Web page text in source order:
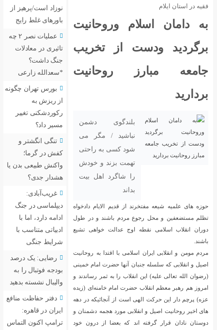
فقیه در استان ایلام
به دامان اسلام وروحانیت
برگردید ودست از تخریب
جامعه مبارز روحانیت
بردارید
بلندگوی دشمن
نباشید / مگر می
شود کسی به راحتی
تهمت بزند و خودش
را شاگرد اهل بیت
بداند
حوزه های علمیه شیعه مفتخرند از قدیم الایام دادخواه
تظلم مستضعفین و محل رجوع مردم باشند و در طول
دوران انقلاب اسلامی نقطه اوج عدالت خواهی تشیع
باشند.
مردم مومن و انقلابی ایران اسلامی با اقتدا به روحانیت
اصیل و انقلابی که سلسله جنبان آنها حضرت امام خمینی
(رضوان الله تعالی علیه) این انقلاب را به ثمر رساندند و
امروز هم رهبر معظم انقلاب حضرت امام خامنه‌ای (زیده
عزه) پرچم دار این حرکت الهی است از آنجائیکه در دهه
های اخیر روحانیت اصیل و انقلابی مورد هجمه دشمنان و
دوستان نادان قرار گرفته اند که بعضا از درون خود
نوزاد است/پرهیز از
باورهای غلط رایج
عملیات نصر ۲ چه
تاثیری در معادلات
جنگ داشت؟
*سعدالله زارعی
بورس تهران چگونه
از ریزش به
رکوردشکنی تغییر
مسیر داد؟
تنگی انگشتر و
کفش در گرما؛
واکنش طبیعی بدن یا
هشدار جدی؟
غریب‌آبادی:
دیپلماسی در جنگ
ادامه دارد، اما با
ادبیاتی متناسب با
شرایط جنگی
رضایی: یک درصد
بودجه فوتبال را به
والیبال نشسته بدهید
دفتر حفاظت منافع
ایران در قاهره:
ترامپ اکنون التماس